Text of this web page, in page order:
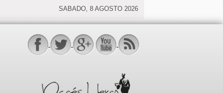
SABADO, 8 AGOSTO 2026